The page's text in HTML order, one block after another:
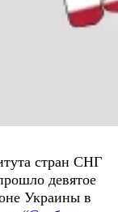
стран СНГ
девятое
Украины в